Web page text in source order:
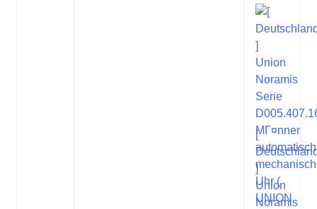
[
]
Union
Noramis